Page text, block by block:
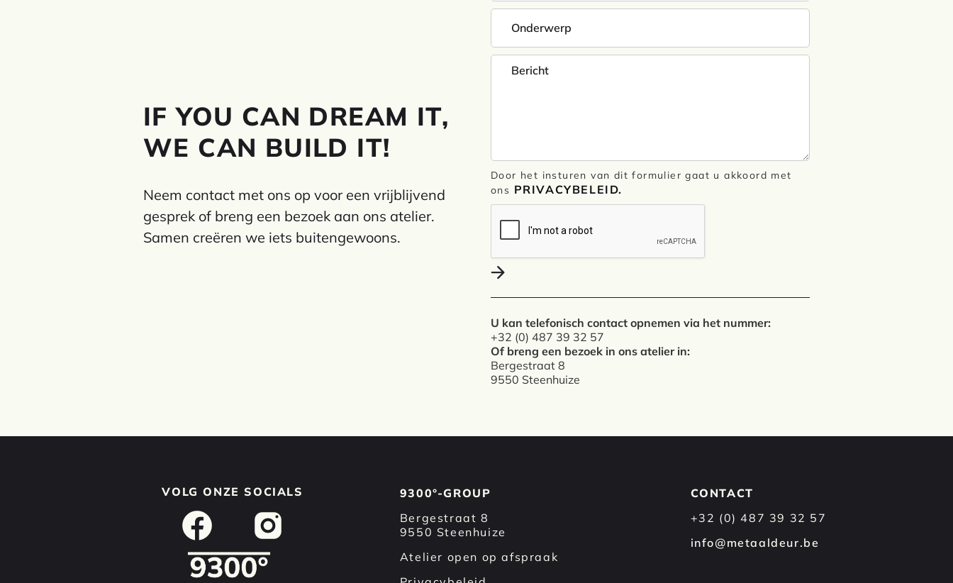
IF YOU CAN DREAM IT,
WE CAN BUILD IT!
Neem contact met ons op voor een vrijblijvend
gesprek of breng een bezoek aan ons atelier.
Samen creëren we iets buitengewoons.
Door het insturen van dit formulier gaat u akkoord met
ons PRIVACYBELEID.
U kan telefonisch contact opnemen via het nummer:
+32 (0) 487 39 32 57
Of breng een bezoek in ons atelier in:
Bergestraat 8
9550 Steenhuize
VOLG ONZE SOCIALS
9300°-GROUP
Bergestraat 8
9550 Steenhuize
Atelier open op afspraak
CONTACT
+32 (0) 487 39 32 57
info@metaaldeur.be